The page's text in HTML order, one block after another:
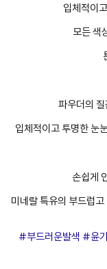
입체적이
모든 색
파우더의
입체적이고 투명한 눈
손쉽게
미네랄 특유의 부드럽
#부드러운발색 #윤